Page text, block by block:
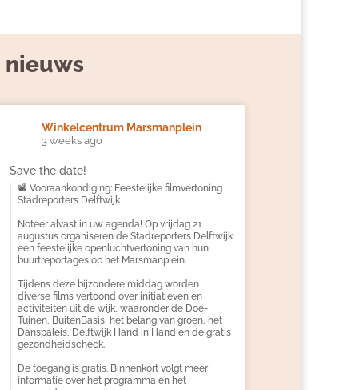
nieuws
Winkelcentrum Marsmanplein
3 weeks ago
Save the date!
📽️ Vooraankondiging: Feestelijke filmvertoning
Stadreporters Delftwijk
Noteer alvast in uw agenda! Op vrijdag 21
augustus organiseren de Stadreporters Delftwijk
een feestelijke openluchtvertoning van hun
buurtreportages op het Marsmanplein.
Tijdens deze bijzondere middag worden
diverse films vertoond over initiatieven en
activiteiten uit de wijk, waaronder de Doe-
Tuinen, BuitenBasis, het belang van groen, het
Danspaleis, Delftwijk Hand in Hand en de gratis
gezondheidscheck.
De toegang is gratis. Binnenkort volgt meer
informatie over het programma en het